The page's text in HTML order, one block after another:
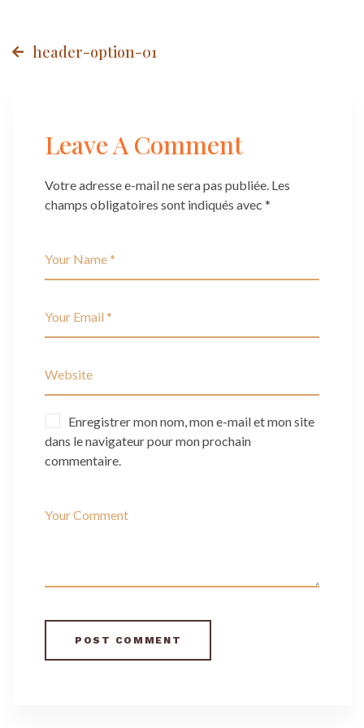
Post
header-option-01
Leave A Comment
Votre adresse e-mail ne sera pas publiée. Les
champs obligatoires sont indiqués avec *
Enregistrer mon nom, mon e-mail et mon site
dans le navigateur pour mon prochain
commentaire.